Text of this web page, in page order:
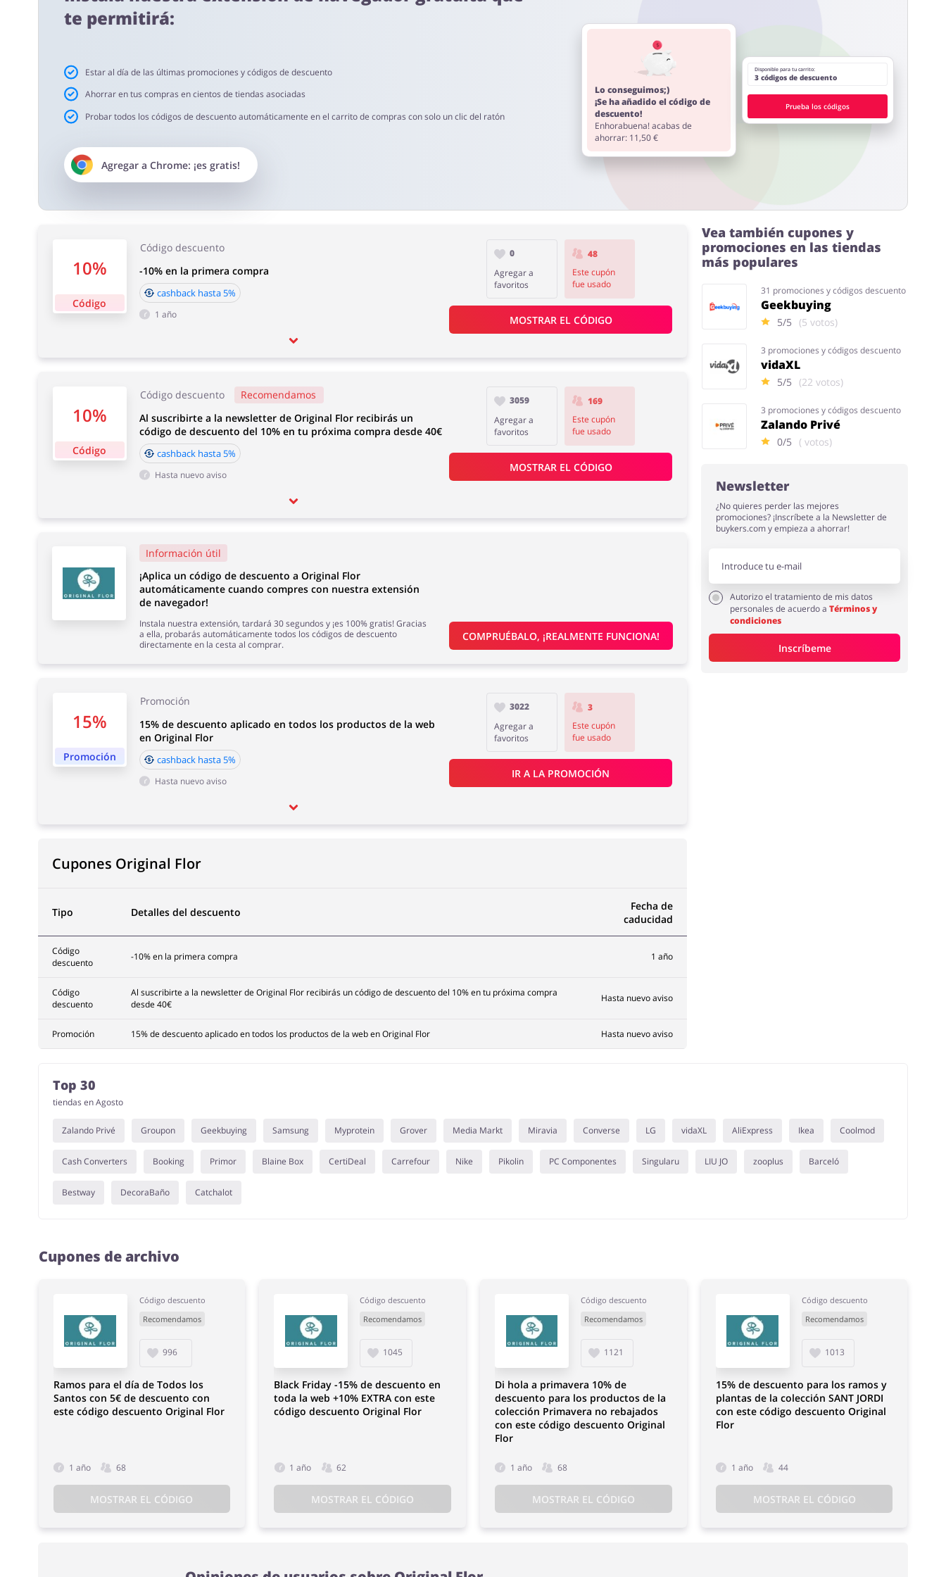
te permitirá:
Estar al día de las últimas promociones y códigos de descuento
Ahorrar en tus compras en cientos de tiendas asociadas
Probar todos los códigos de descuento automáticamente en el carrito de compras con solo un clic del ratón
Agregar a Chrome: ¡es gratis!
Lo conseguimos;)
¡Se ha añadido el código de
descuento!
Enhorabuena! acabas de
ahorrar: 11,50 €
Disponible para tu carrito:
3 códigos de descuento
Prueba los códigos
10%
Código
Código descuento
-10% en la primera compra
cashback hasta 5%
1 año
0
Agregar a
favoritos
48
Este cupón
fue usado
MOSTRAR EL CÓDIGO
10%
Código
Código descuento
Recomendamos
Al suscribirte a la newsletter de Original Flor recibirás un
código de descuento del 10% en tu próxima compra desde 40€
cashback hasta 5%
Hasta nuevo aviso
3059
Agregar a
favoritos
169
Este cupón
fue usado
MOSTRAR EL CÓDIGO
15%
Promoción
Promoción
15% de descuento aplicado en todos los productos de la web
en Original Flor
cashback hasta 5%
Hasta nuevo aviso
3022
Agregar a
favoritos
3
Este cupón
fue usado
IR A LA PROMOCIÓN
Información útil
¡Aplica un código de descuento a Original Flor
automáticamente cuando compres con nuestra extensión
de navegador!
Instala nuestra extensión, tardará 30 segundos y ¡es 100% gratis! Gracias
a ella, probarás automáticamente todos los códigos de descuento
directamente en la cesta al comprar.
COMPRUÉBALO, ¡REALMENTE FUNCIONA!
Cupones Original Flor
Tipo Detalles del descuento
Fecha de
caducidad
Código
descuento
-10% en la primera compra 1 año
Código
descuento
Al suscribirte a la newsletter de Original Flor recibirás un código de descuento del 10% en tu próxima compra
desde 40€
Hasta nuevo aviso
Promoción 15% de descuento aplicado en todos los productos de la web en Original Flor Hasta nuevo aviso
Vea también cupones y
promociones en las tiendas
más populares
31 promociones y códigos descuento
Geekbuying
5/5 (5 votos)
3 promociones y códigos descuento
vidaXL
5/5 (22 votos)
3 promociones y códigos descuento
Zalando Privé
0/5 ( votos)
Newsletter
¿No quieres perder las mejores
promociones? ¡Inscríbete a la Newsletter de
buykers.com y empieza a ahorrar!
Autorizo el tratamiento de mis datos
personales de acuerdo aTérminos y
condiciones
Inscríbeme
Top 30
tiendas en Agosto
Zalando Privé Groupon Geekbuying Samsung Myprotein Grover Media Markt Miravia Converse LG vidaXL AliExpress Ikea Coolmod
Cash Converters Booking Primor Blaine Box CertiDeal Carrefour Nike Pikolin PC Componentes Singularu LIU JO zooplus Barceló
Bestway DecoraBaño Catchalot
Cupones de archivo
Código descuento
Recomendamos
996
Ramos para el día de Todos los
Santos con 5€ de descuento con
este código descuento Original Flor
1 año 68
MOSTRAR EL CÓDIGO
Código descuento
Recomendamos
1045
Black Friday -15% de descuento en
toda la web +10% EXTRA con este
código descuento Original Flor
1 año 62
MOSTRAR EL CÓDIGO
Código descuento
Recomendamos
1121
Di hola a primavera 10% de
descuento para los productos de la
colección Primavera no rebajados
con este código descuento Original
Flor
1 año 68
MOSTRAR EL CÓDIGO
Código descuento
Recomendamos
1013
15% de descuento para los ramos y
plantas de la colección SANT JORDI
con este código descuento Original
Flor
1 año 44
MOSTRAR EL CÓDIGO